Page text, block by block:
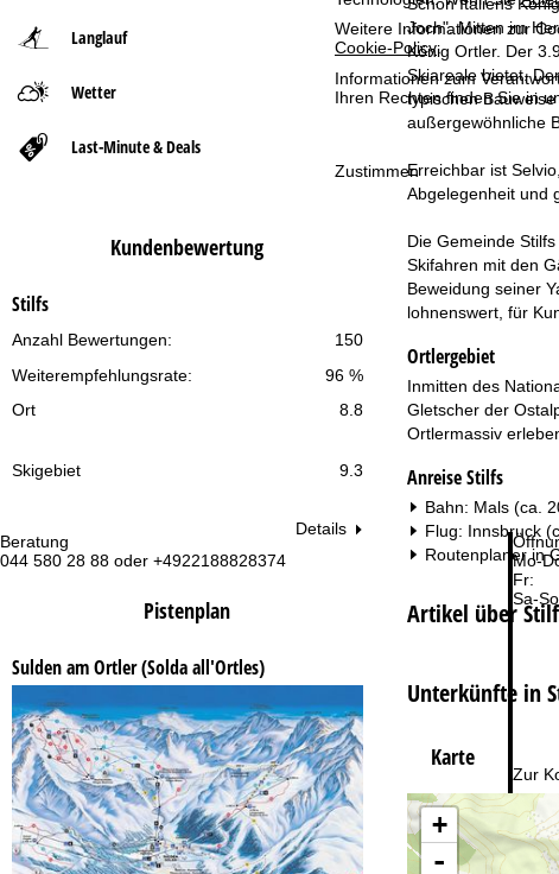
Weitere Informationen zur
Cookie-Policy.
Informationen zum
Ihren Rechten finden Sie in
Zustimmen
Beratung
044 580 28 88 oder +4922188828374
Mo-
Fr:
Sa-
Zur
Langlauf
Wetter
Last-Minute & Deals
Kundenbewertung
Stilfs
150
Anzahl Bewertungen:
96 %
Weiterempfehlungsrate:
Ort
8.8
Skigebiet 9.3
Details
Pistenplan
Sulden am Ortler (Solda all'Ortles)
t
s
i
t
e
Joch". Mitten im
König Ortler. Der
Skiareale bietet.
typischen
außergewöhnliche
Erreichbar ist
Abgelegenheit und
Die Gemeinde
Skifahren mit den
Beweidung seiner
lohnenswert, für
Ortlergebiet
Inmitten des
Gletscher der
Ortlermassiv
Anreise Stilfs
Bahn: Mals (ca.
Flug: Innsbruck
Routenplaner in
Artikel über
Unterkünfte in
Karte
+
-